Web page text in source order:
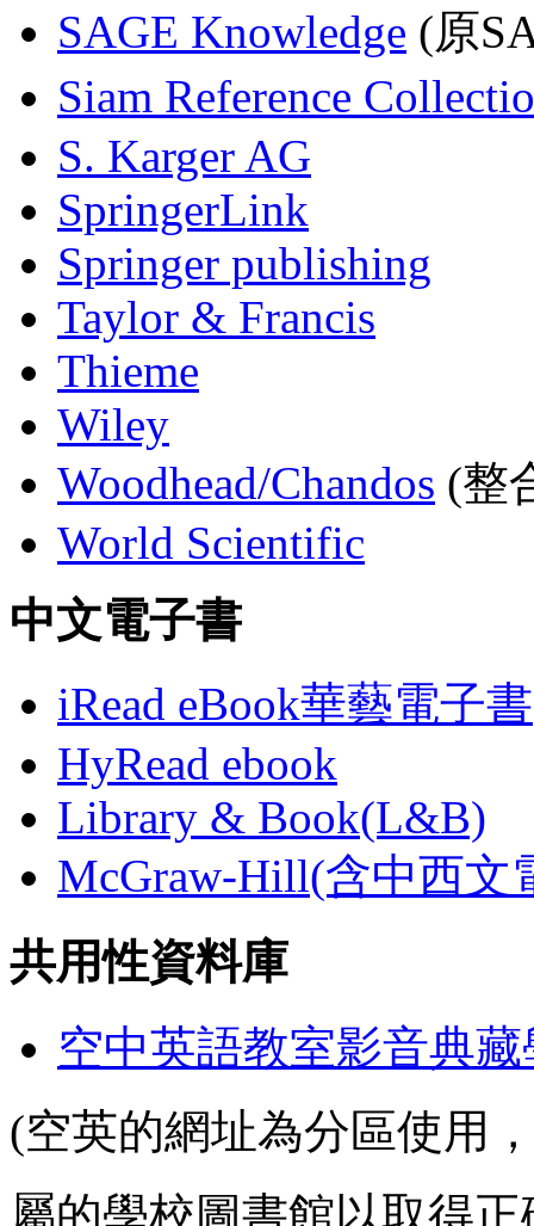
SAGE Knowledge (原
Siam Reference
S. Karger AG
SpringerLink
Springer publishing
Taylor & Francis
Thieme
Wiley
Woodhead/Chandos (整
World Scientific
中文電子書
iRead eBook華藝電子書
HyRead ebook
Library & Book(L&B)
McGraw-Hill(含中西文
共用性資料庫
空中英語教室影音典
(空英的網址為分區使用
屬的學校圖書館以取得